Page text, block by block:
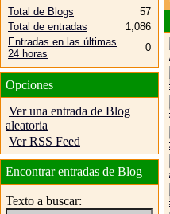
Total de Blogs
57
Total de entradas
1,086
Entradas en las últimas
24 horas
0
Opciones
Ver una entrada de Blog
aleatoria
Ver RSS Feed
Encontrar entradas de Blog
Texto a buscar: